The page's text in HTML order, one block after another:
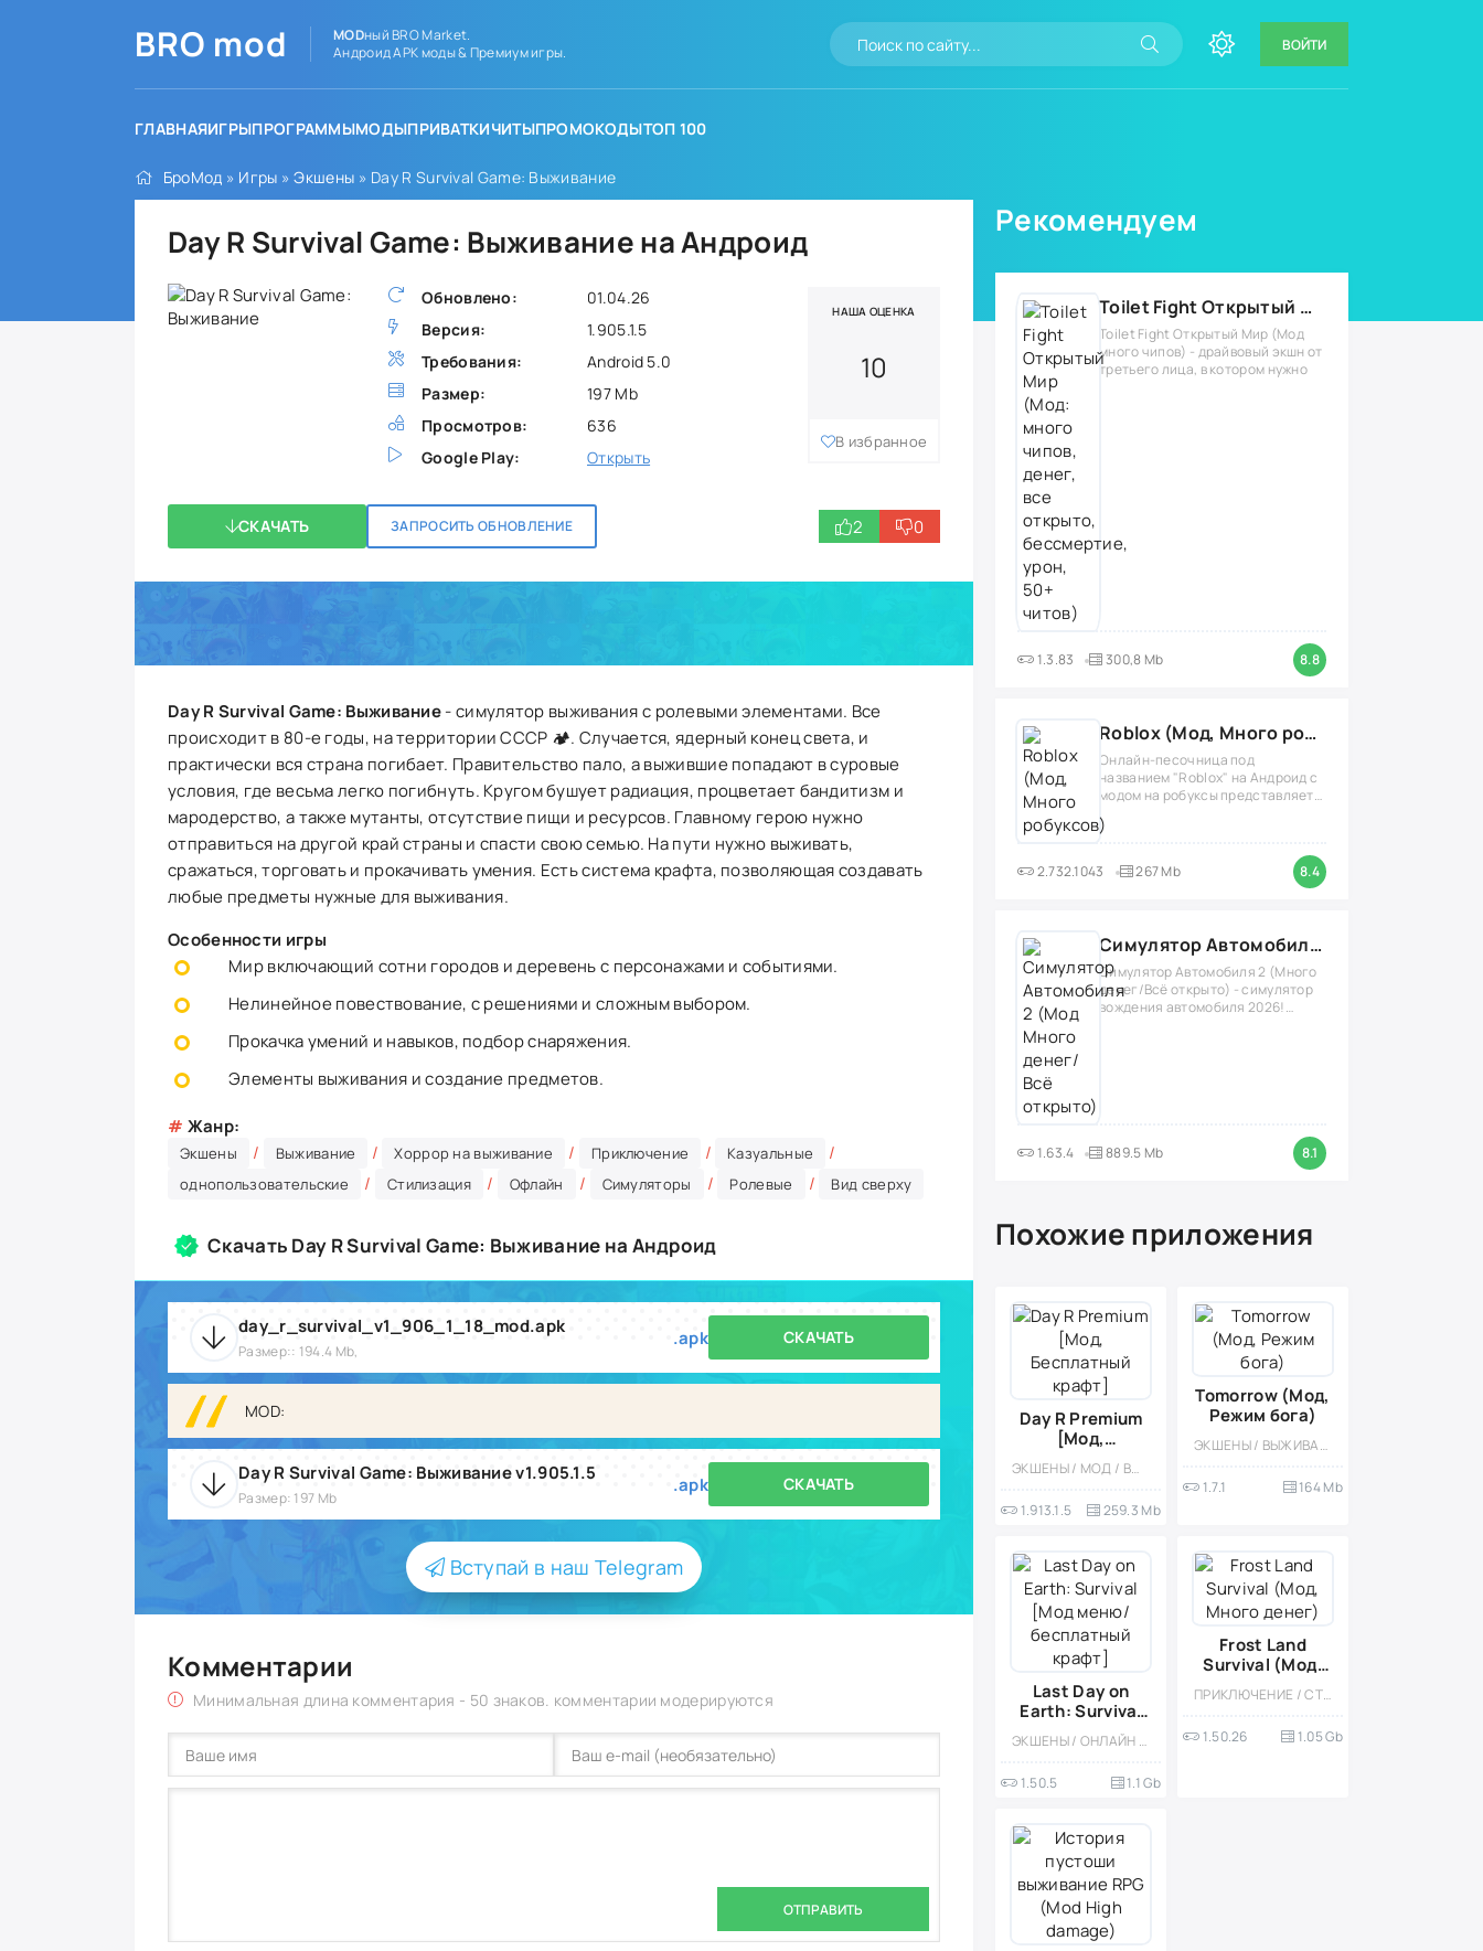
BRO mod MODный BRO Market.
Андроид APK моды & Премиум игры.
ВОЙТИ
ГЛАВНАЯИГРЫПРОГРАММЫМОДЫПРИВАТКИЧИТЫПРОМОКОДЫТОП 100
БроМод » Игры »Экшены » Day R Survival Game: Выживание
Day R Survival Game: Выживание на Андроид
Обновлено:
01.04.26
Версия:
1.905.1.5
Требования:
Android 5.0
Размер:
197 Mb
Просмотров:
636
Google Play:
Открыть
НАША ОЦЕНКА
10
В избранное
СКАЧАТЬ ЗАПРОСИТЬ ОБНОВЛЕНИЕ 2 0
Day R Survival Game: Выживание- симулятор выживания с ролевыми элементами. Все
происходит в 80-е годы, на территории СССР 🏕. Случается, ядерный конец света, и
практически вся страна погибает. Правительство пало, а выжившие попадают в суровые
условия, где весьма легко погибнуть. Кругом бушует радиация, процветает бандитизм и
мародерство, а также мутанты, отсутствие пищи и ресурсов. Главному герою нужно
отправиться на другой край страны и спасти свою семью. На пути нужно выживать,
сражаться, торговать и прокачивать умения. Есть система крафта, позволяющая создавать
любые предметы нужные для выживания.
Особенности игры
Мир включающий сотни городов и деревень с персонажами и событиями.
Нелинейное повествование, с решениями и сложным выбором.
Прокачка умений и навыков, подбор снаряжения.
Элементы выживания и создание предметов.
# Жанр:
Экшены / Выживание / Хоррор на выживание / Приключение / Казуальные /
однопользовательские / Стилизация / Офлайн / Симуляторы / Ролевые / Вид сверху
Скачать Day R Survival Game: Выживание на Андроид
day_r_survival_v1_906_1_18_mod.apk
Размер:: 194.4 Mb,
.apk СКАЧАТЬ
MOD:
Day R Survival Game: Выживание v1.905.1.5
Размер: 197 Mb
.apk СКАЧАТЬ
Вступай в наш Telegram
Комментарии
Минимальная длина комментария - 50 знаков. комментарии модерируются
ОТПРАВИТЬ
Рекомендуем
Toilet Fight Открытый Мир (Мод: много чипов, денег, все открыто, бессмертие, урон, 50+ читов)
Toilet Fight Открытый Мир (Мод
много чипов) - драйвовый экшн от
третьего лица, в котором нужно
1.3.83 300,8 Mb 8.8
Roblox (Мод, Много робуксов)
Онлайн-песочница под
названием "Roblox" на Андроид с
модом на робуксы представляет
собой
2.732.1043 267 Mb 8.4
Симулятор Автомобиля 2 (Мод Много денег/Всё открыто)
Симулятор Автомобиля 2 (Много
денег/Всё открыто) - симулятор
вождения автомобиля 2026!
1.63.4 889.5 Mb 8.1
Похожие приложения
Day R Premium
[Мод,
Бесплатный
крафт]
ЭКШЕНЫ / МОД / ВЫЖИВАНИЕ / АПОКАЛИПСИС / ОФЛАЙН / ОДНОПОЛЬЗОВАТЕЛЬСКИЕ / КВЕСТЫ / КРАФТИНГ / ИССЛЕДОВАНИЯ / РОЛЕВЫЕ / МНОГОПОЛЬЗОВАТЕЛЬСКАЯ / ПРИКЛЮЧЕНИЕ / КАЗУАЛЬНЫЕ
1.913.1.5 259.3 Mb
Tomorrow (Мод,
Режим бога)
ЭКШЕНЫ / ВЫЖИВАНИЕ / РОЛЕВЫЕ / ПРИКЛЮЧЕНИЕ / ОДНОПОЛЬЗОВАТЕЛЬСКИЕ / МОД
1.7.1 164 Mb
Last Day on
Earth: Survival
[Мод меню/
бесплатный ЭКШЕНЫ / ОНЛАЙН / ВЫЖИВАНИЕ / МОД / КРАФТИНГ / КАЗУАЛЬНЫЕ / СТИЛИЗАЦИЯ / ОДНОПОЛЬЗОВАТЕЛЬСКИЕ / ОФЛАЙН / ВСТРОЕННЫЙ КЕШ / БЕЗ КЕША / ХОРРОР НА ВЫЖИВАНИЕ / ЗОМБИ / АПОКАЛИПСИС / БОЛЬШАЯ
1.50.5 1.1 Gb
Frost Land
Survival (Мод,
Много денег)ПРИКЛЮЧЕНИЕ / СТРАТЕГИИ / КАЗУАЛЬНЫЕ / ОДНОПОЛЬЗОВАТЕЛЬСКИЕ / СТИЛИЗАЦИЯ / ВСТРОЕННЫЙ КЕШ / МОД
1.50.26 1.05 Gb